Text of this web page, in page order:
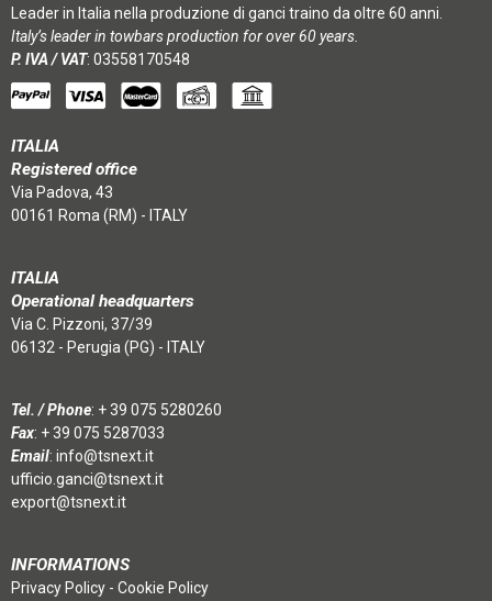
Leader in Italia nella produzione di ganci traino da oltre 60 anni.
Italy’s leader in towbars production for over 60 years.
P. IVA / VAT: 03558170548
ITALIA
Registered office
Via Padova, 43
00161 Roma (RM) - ITALY
ITALIA
Operational headquarters
Via C. Pizzoni, 37/39
06132 - Perugia (PG) - ITALY
Tel. / Phone: + 39 075 5280260
Fax: + 39 075 5287033
Email: info@tsnext.it
ufficio.ganci@tsnext.it
export@tsnext.it
INFORMATIONS
Privacy Policy - Cookie Policy